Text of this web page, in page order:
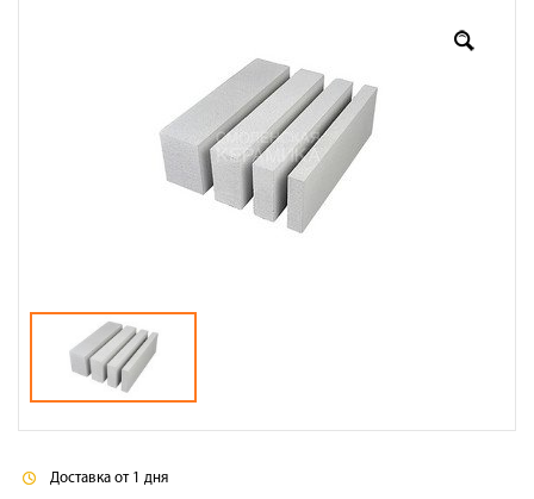
Галерея объектов
Доставка от 1 дня